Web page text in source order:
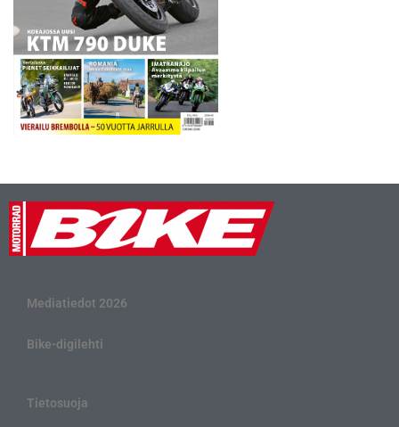
Mediatiedot 2026
Bike-digilehti
Tietosuoja